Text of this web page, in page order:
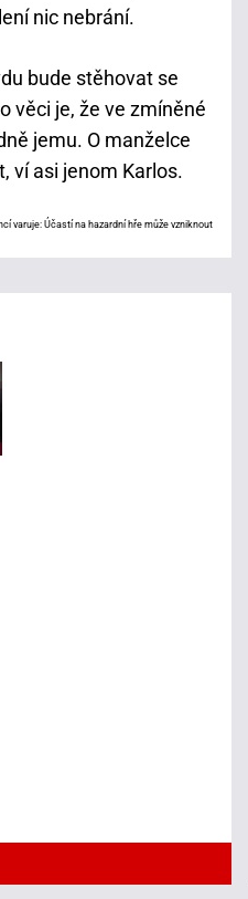
nic nebrání.
bude stěhovat se
věci je, že ve zmíněné
jemu. O manželce
ví asi jenom Karlos.
varuje: Účastí na hazardní hře může vzniknout